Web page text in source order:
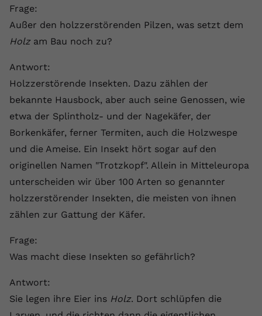
Frage:
Außer den holzzerstörenden Pilzen, was setzt dem
Holzam Bau noch zu?
Antwort:
Holzzerstörende Insekten. Dazu zählen der
bekannte Hausbock, aber auch seine Genossen, wie
etwa der Splintholz- und der Nagekäfer, der
Borkenkäfer, ferner Termiten, auch die Holzwespe
und die Ameise. Ein Insekt hört sogar auf den
originellen Namen "Trotzkopf". Allein in Mitteleuropa
unterscheiden wir über 100 Arten so genannter
holzzerstörender Insekten, die meisten von ihnen
zählen zur Gattung der Käfer.
Frage:
Was macht diese Insekten so gefährlich?
Antwort:
Sie legen ihre Eier ins Holz. Dort schlüpfen die
Laufzeit Session
Videos von YouTube der Nutzer
gesehen hat.
Name yt-remote-connected-devices
Anbieter Youtube.com
YouTube setzt diesen Cookie, um die
Videos verwendet.